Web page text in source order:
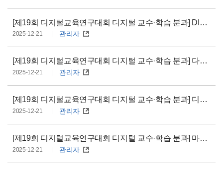
2025-12-21 관리자
[제19회 디지털교육연구대회 디지털 교수·학습 분과] 다음(NEXT)을 여는 디지털 놀이로 JUMP하여 미래를 향해 나아가는 유아 되기
2025-12-21 관리자
[제19회 디지털교육연구대회 디지털 교수·학습 분과] 디지털 브릿지 기반 놀이 프로젝트를 통한 유·초 이음 기초역량(P.L.A.Y.) 기르기
2025-12-21 관리자
[제19회 디지털교육연구대회 디지털 교수·학습 분과] 마음 ON! 디지털로 함께 놀이하고 공감하는 마음이 친구 만들기
2025-12-21 관리자